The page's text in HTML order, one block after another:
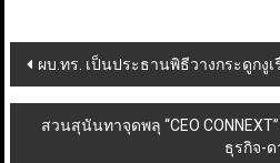
Post
navigation
ผบ.ทร. เป็นประธานพิธีวางกระดูกงูเ
สวนสุนันทาจุดพลุ “CEO
ธุรกิจ-